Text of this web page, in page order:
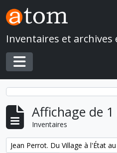
Skip to main content
Inventaires et archives
Toggle navigation
Affichage de
Inventaires
Remove filter:
Jean Perrot. Du Village à l'État